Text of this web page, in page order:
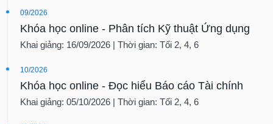
09/2026
Khóa học online - Phân tích Kỹ thuật Ứng dụng
Khai giảng: 16/09/2026 | Thời gian: Tối 2, 4, 6
10/2026
Khóa học online - Đọc hiểu Báo cáo Tài chính
Khai giảng: 05/10/2026 | Thời gian: Tối 2, 4, 6